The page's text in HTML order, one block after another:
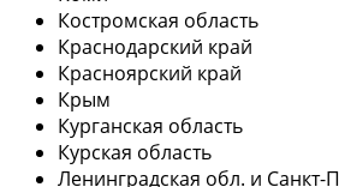
Костромская область
Краснодарский край
Красноярский край
Крым
Курганская область
Курская область
Ленинградская обл. и Санкт-